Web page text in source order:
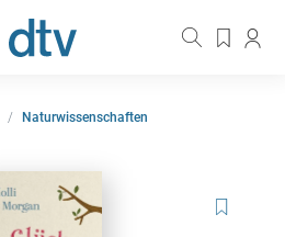
Naturwissenschaften